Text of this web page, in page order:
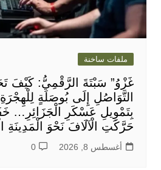
ملفات ساخنة
غَزْوُ” سَبْتَةَ الرَّقْمِيُّ: كَيْفَ
التَّوَاصُلِ إِلَى بُوصَلَةٍ
بِتَمْوِيلِ عَسْكَرِ الْجَزَائِرِ…
حَرَّكَتِ الْآلَافَ نَحْوَ الْمَدِينَةِ
أغسطس 8, 2026 0